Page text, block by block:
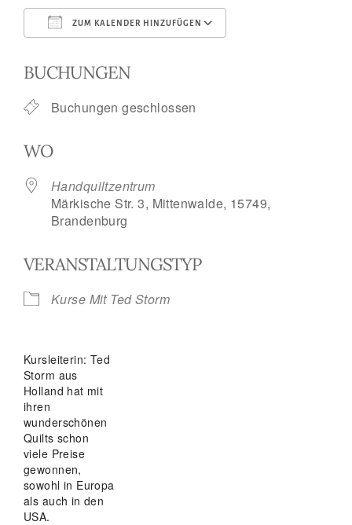
ZUM KALENDER HINZUFÜGEN
BUCHUNGEN
Buchungen geschlossen
WO
Handquiltzentrum
Märkische Str. 3, Mittenwalde, 15749,
Brandenburg
VERANSTALTUNGSTYP
Kurse Mit Ted Storm
Kursleiterin: Ted
Storm aus
Holland hat mit
ihren
wunderschönen
Quilts schon
viele Preise
gewonnen,
sowohl in Europa
als auch in den
USA.